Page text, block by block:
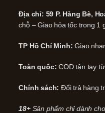
Địa chỉ: 59 P. Hàng Bè,
chỗ – Giao hỏa tốc trong 1
TP Hồ Chí Minh: Giao
Toàn quốc: COD tận tay
Chính sách: Đổi trả hàng
18+ Sản phẩm chỉ dành